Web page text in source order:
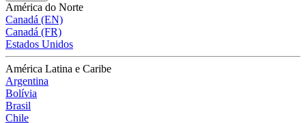
América do Norte
Canadá (EN)
Canadá (FR)
Estados Unidos
América Latina e Caribe
Argentina
Bolívia
Brasil
Chile